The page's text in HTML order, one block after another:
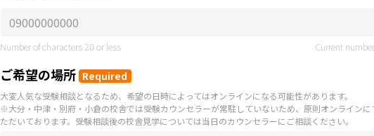
Number of characters 20 or less Current
ご希望の場所 Required
大変人気な受験相談となるため、希望の日時によってはオンラインになる可能性があります。
※大分・中津・別府・小倉の校舎では受験カウンセラーが常駐していないため、原則オンライン
ただいております。受験相談後の校舎見学については当日のカウンセラーにご相談ください。